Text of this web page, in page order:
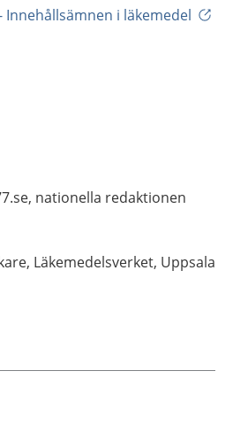
Innehållsämnen i läkemedel
nationella redaktionen
Läkemedelsverket, Uppsala